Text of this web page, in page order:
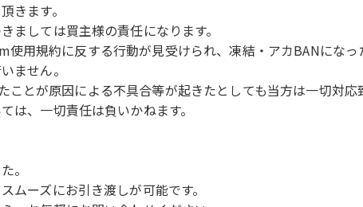
きます。
ましては買主様の責任になります。
用規約に反する行動が見受けられ、凍結・アカBANになっ
ません。
とが原因による不具合等が起きたとしても当方は一切対応
は、一切責任は負いかねます。
。
ムーズにお引き渡しが可能です。